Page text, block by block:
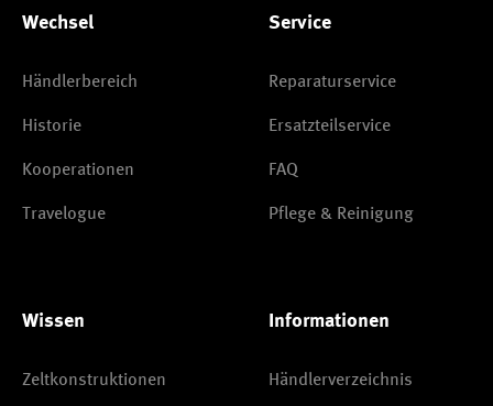
Wechsel
Händlerbereich
Historie
Kooperationen
Travelogue
Service
Reparaturservice
Ersatzteilservice
FAQ
Pflege & Reinigung
Wissen
Zeltkonstruktionen
Informationen
Händlerverzeichnis